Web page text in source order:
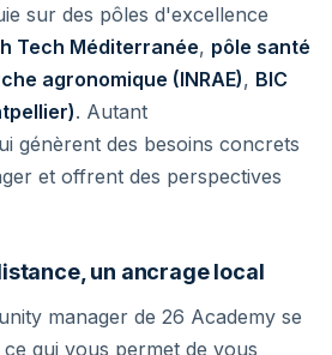
sur des pôles d'excellence
Tech Méditerranée, pôle santé
agronomique (INRAE), BIC
. Autant
génèrent des besoins concrets
et offrent des perspectives
un ancrage local
manager de 26 Academy se
ce qui vous permet de vous